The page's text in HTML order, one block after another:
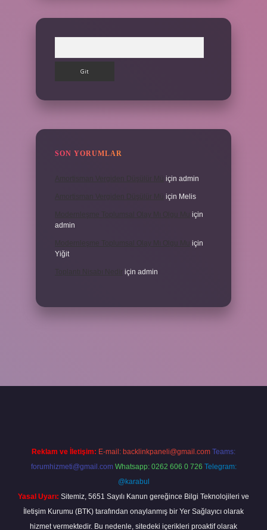
SON YORUMLAR
için admin
için Melis
için
admin
için
Yiğit
için admin
Reklam ve İletişim: E-mail: backlinkpaneli@gmail.com Teams:
forumhizmeti@gmail.com Whatsapp: 0262 606 0 726 Telegram:
@karabul
Yasal Uyarı: Sitemiz, 5651 Sayılı Kanun gereğince Bilgi Teknolojileri ve
İletişim Kurumu (BTK) tarafından onaylanmış bir Yer Sağlayıcı olarak
hizmet vermektedir. Bu nedenle, sitedeki içerikleri proaktif olarak